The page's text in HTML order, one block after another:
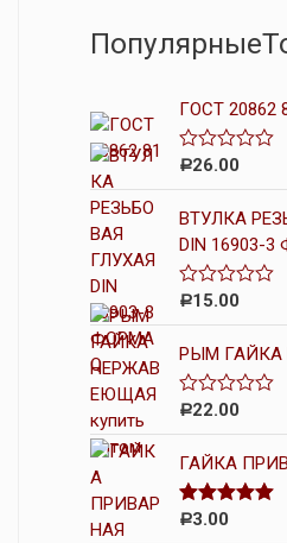
ГОСТ 20862
О
н
к
а
0
з
5
Р26.00
ВТУЛКА
DIN 16903-
О
н
а
0
5
Р15.00
РЫМ
О
н
а
0
Р22.00
ГАЙКА
Оценка
Р3.00